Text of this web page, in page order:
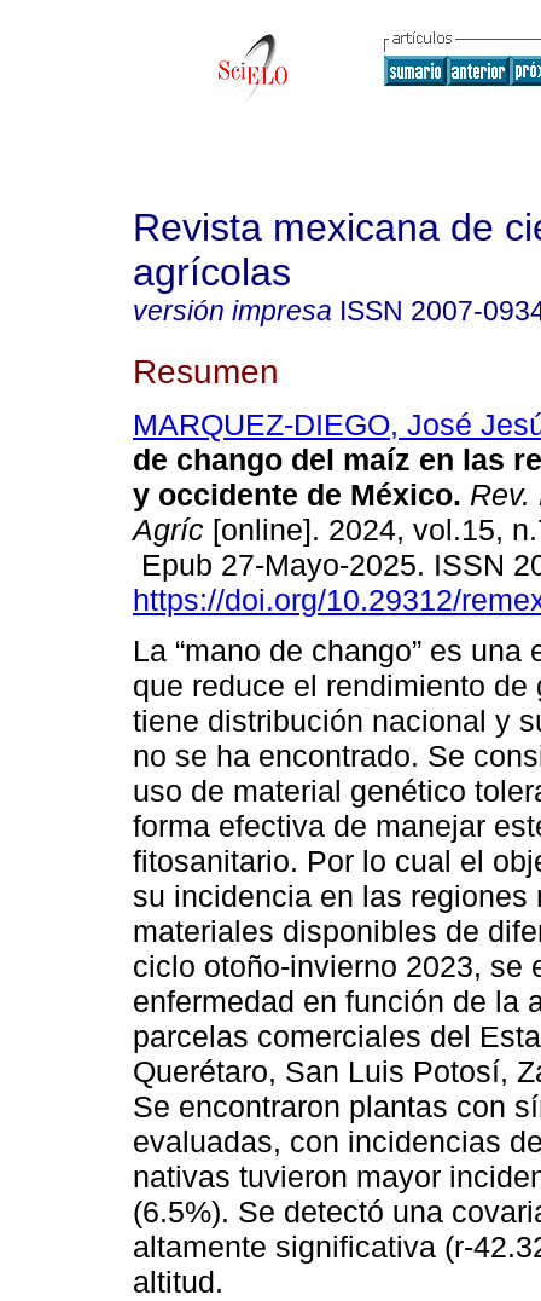
Revista mexicana de
agrícolas
versión impresa ISSN 2007-
Resumen
MARQUEZ-DIEGO, José
de chango del maíz en las
y occidente de México. Rev.
Agríc [online]. 2024, vol.15,
Epub 27-Mayo-2025. ISSN
https://doi.org/10.29312/
La “mano de chango” es una
que reduce el rendimiento de
tiene distribución nacional y
no se ha encontrado. Se
uso de material genético
forma efectiva de manejar
fitosanitario. Por lo cual el
su incidencia en las
materiales disponibles de
ciclo otoño-invierno 2023, se
enfermedad en función de la
parcelas comerciales del
Querétaro, San Luis Potosí,
Se encontraron plantas con
evaluadas, con incidencias
nativas tuvieron mayor
(6.5%). Se detectó una
altamente significativa (r-
altitud.